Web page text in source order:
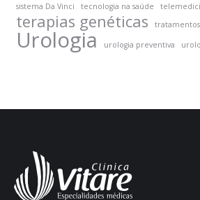
sistema Da Vinci
tecnologia na saúde
terapias genéticas
Urologia urologia preventiva